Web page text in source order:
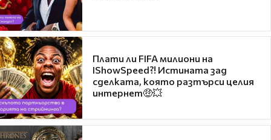
Плати ли FIFA милиони на
IShowSpeed?! Истината зад
сделката, която разтърси целия
интернет🤑💥